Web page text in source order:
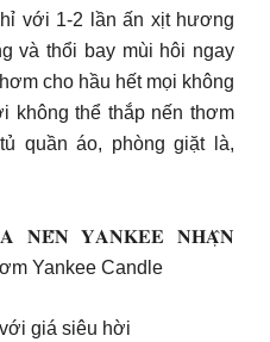
với 1-2 lần ấn xịt hương
và thổi bay mùi hôi ngay
cho hầu hết mọi không
không thể thắp nến thơm
quần áo, phòng giặt là,
𝐍𝐄̂́𝐍 𝐘𝐀𝐍𝐊𝐄𝐄 𝐍𝐇𝐀̣̂𝐍
Yankee Candle
giá siêu hời